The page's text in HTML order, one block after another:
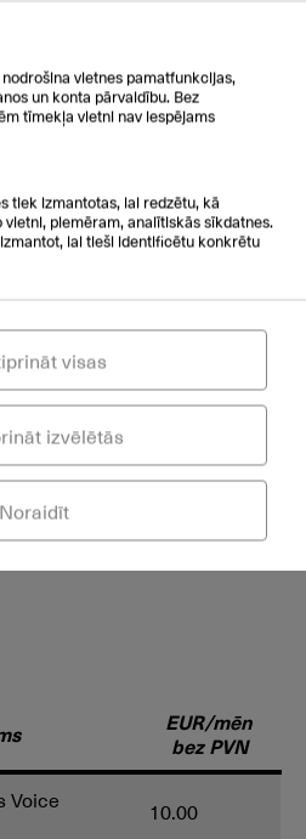
grāmata?
ar Jūsu mobilo telefonu
visiem esošajiem
zvaniem, atrodoties,
zvanu izmaksas ir
CSC TELECOM tarifu plāna.
un zvanot uz Latvijas
zvanu tikpat, cik esot
ne tikai ar telefoniju?
ar kontaktu centru vai CRM
EUR/mēn
bez PVN
Voice
10.00
vietnes pamatfunkcijas,
un konta pārvaldību. Bez
tīmekļa vietni nav iespējams
tiek izmantotas, lai redzētu, kā
piemēram, analītiskās sīkdatnes.
lai tieši identificētu konkrētu
Noraidīt
izvēlētās
visas